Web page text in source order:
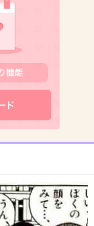
けど瞬きに変